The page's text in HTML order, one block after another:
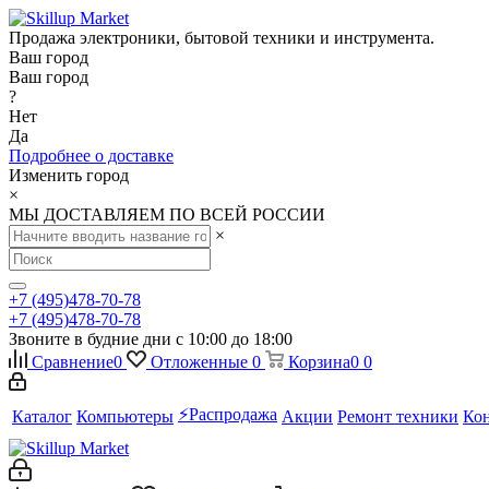
Продажа электроники, бытовой техники и инструмента.
Ваш город
Ваш город
?
Нет
Да
Подробнее о доставке
Изменить город
×
МЫ ДОСТАВЛЯЕМ ПО ВСЕЙ РОССИИ
×
+7 (495)478-70-78
+7 (495)478-70-78
Звоните в будние дни с 10:00 до 18:00
Сравнение0 Отложенные 0 Корзина0 0
Каталог Компьютеры ⚡️Распродажа Акции Ремонт техники